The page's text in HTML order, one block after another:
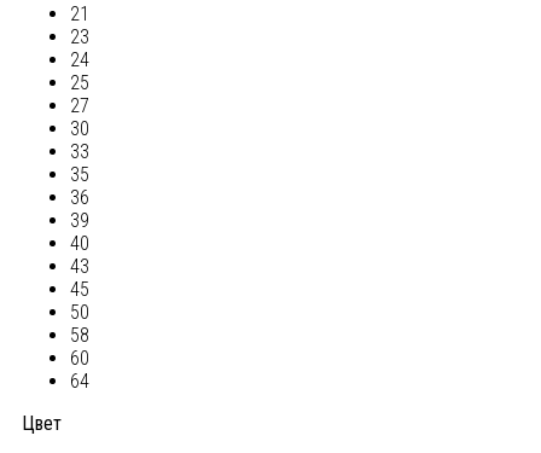
21
23
24
25
27
30
33
35
36
39
40
43
45
50
58
60
64
Цвет